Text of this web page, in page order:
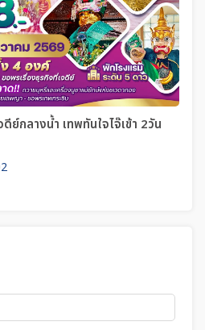
ย์กลางน้ำ เทพทันใจไจ๊เข้า 2วัน